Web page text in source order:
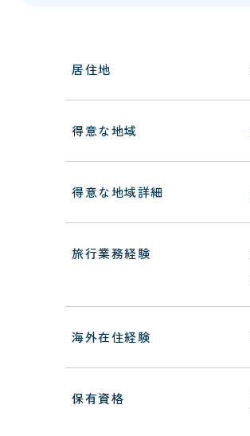
居住地
得意な地域
得意な地域詳細
旅行業務経験
海外在住経験
保有資格